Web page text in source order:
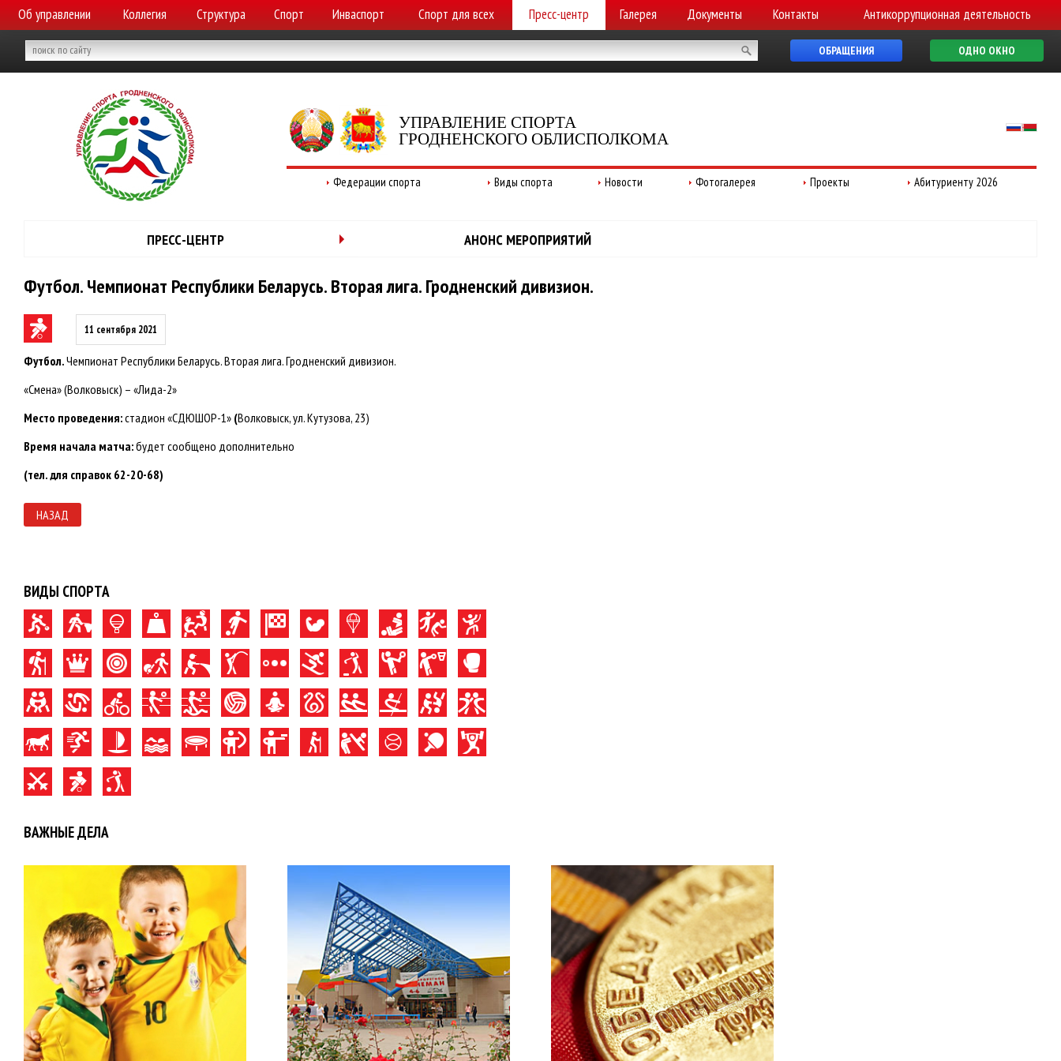
Об управлении Коллегия Структура Спорт Инваспорт Спорт для всех Пресс-центр Галерея Документы Контакты Антикоррупционная деятельность
ОБРАЩЕНИЯ ОДНО ОКНО
УПРАВЛЕНИЕ СПОРТА
ГРОДНЕНСКОГО ОБЛИСПОЛКОМА
Федерации спорта Виды спорта Новости Фотогалерея Проекты Абитуриенту 2026
ПРЕСС-ЦЕНТР АНОНС МЕРОПРИЯТИЙ
Футбол. Чемпионат Республики Беларусь. Вторая лига. Гродненский дивизион.
11 сентября 2021
Футбол.Чемпионат Республики Беларусь. Вторая лига. Гродненский дивизион.
«Смена» (Волковыск) – «Лида-2»
Место проведения:стадион «СДЮШОР-1» (Волковыск, ул. Кутузова, 23)
Время начала матча:будет сообщено дополнительно
(тел. для справок 62-20-68)
НАЗАД
ВИДЫ СПОРТА
ВАЖНЫЕ ДЕЛА